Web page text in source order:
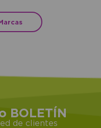
BOLETÍN
de clientes